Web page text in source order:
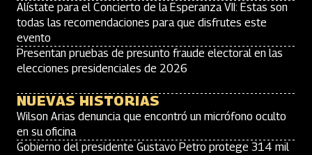
Alístate para el Concierto de la Esperanza VII: Estas son
todas las recomendaciones para que disfrutes este
evento
Presentan pruebas de presunto fraude electoral en las
elecciones presidenciales de 2026
NUEVAS HISTORIAS
Wilson Arias denuncia que encontró un micrófono oculto
en su oficina
Gobierno del presidente Gustavo Petro protege 314 mil